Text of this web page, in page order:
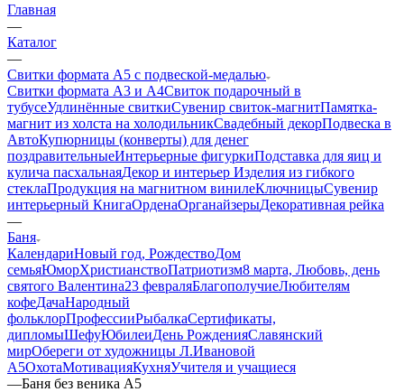
Главная
—
Каталог
—
Свитки формата А5 с подвеской-медалью
Свитки формата А3 и А4Свиток подарочный в
тубусеУдлинённые свиткиСувенир свиток-магнитПамятка-
магнит из холста на холодильникСвадебный декорПодвеска в
АвтоКупюрницы (конверты) для денег
поздравительныеИнтерьерные фигуркиПодставка для яиц и
кулича пасхальнаяДекор и интерьер Изделия из гибкого
стеклаПродукция на магнитном винилеКлючницыСувенир
интерьерный КнигаОрденаОрганайзерыДекоративная рейка
—
Баня
КалендариНовый год, РождествоДом
семьяЮморХристианствоПатриотизм8 марта, Любовь, день
святого Валентина23 февраляБлагополучиеЛюбителям
кофеДачаНародный
фольклорПрофессииРыбалкаСертификаты,
дипломыШефуЮбилеиДень РожденияСлавянский
мирОбереги от художницы Л.Ивановой
А5ОхотаМотивацияКухняУчителя и учащиеся
—Баня без веника А5